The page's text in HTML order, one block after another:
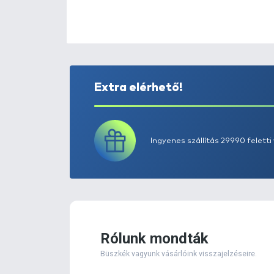
Extra elérhető!